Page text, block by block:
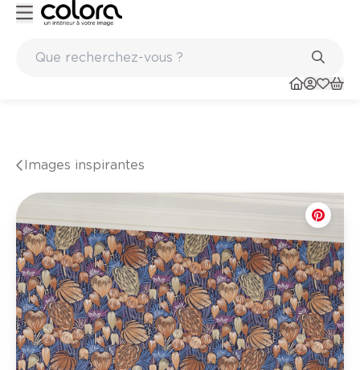
Images inspirantes